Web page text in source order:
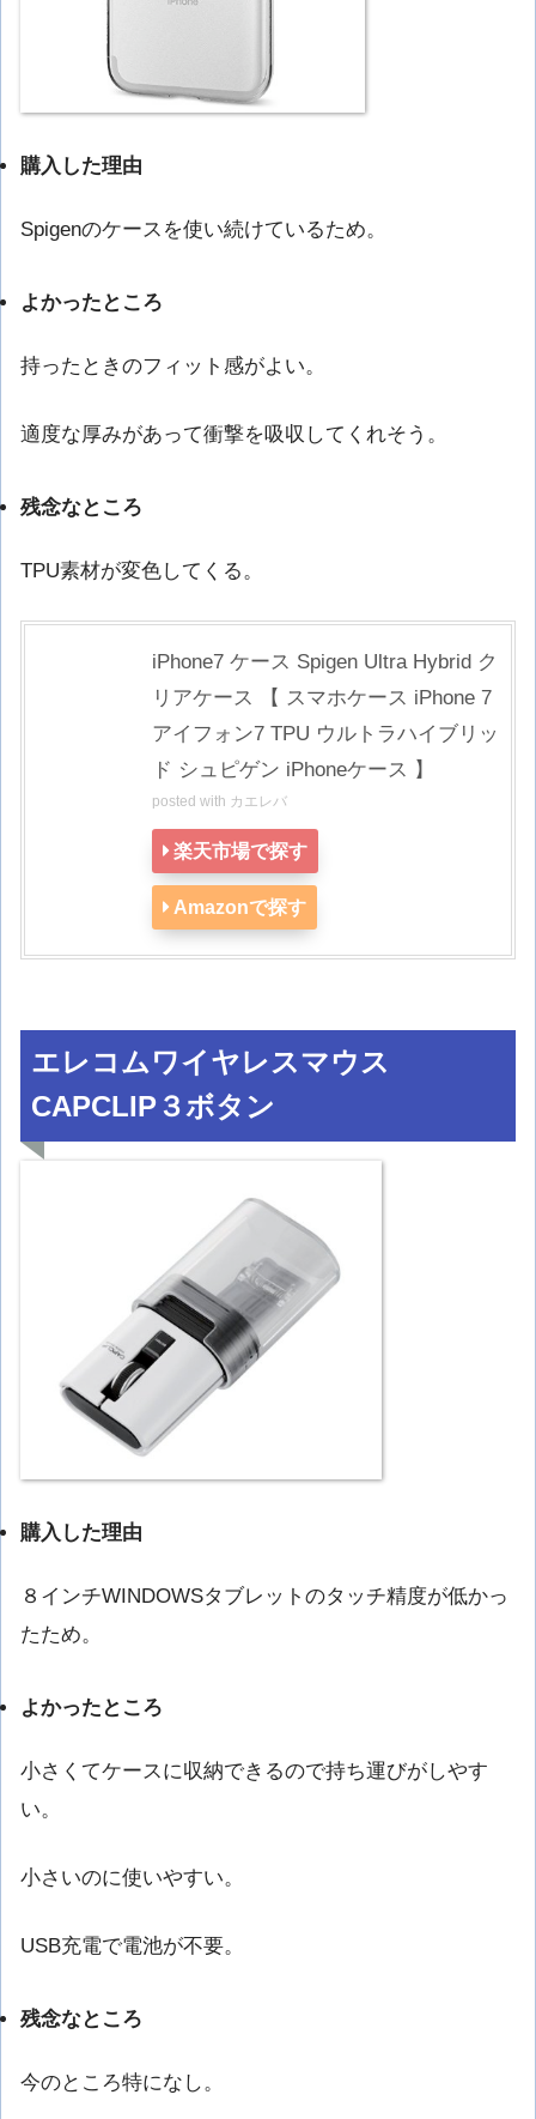
購入した理由
Spigenのケースを使い続けているため。
よかったところ
持ったときのフィット感がよい。
適度な厚みがあって衝撃を吸収してくれそう。
残念なところ
TPU素材が変色してくる。
iPhone7 ケース Spigen Ultra Hybrid ク
リアケース 【 スマホケース iPhone 7
アイフォン7 TPU ウルトラハイブリッ
ド シュピゲン iPhoneケース 】
posted with カエレバ
楽天市場で探す
Amazonで探す
エレコムワイヤレスマウス
CAPCLIP３ボタン
購入した理由
８インチWINDOWSタブレットのタッチ精度が低かっ
たため。
よかったところ
小さくてケースに収納できるので持ち運びがしやす
い。
小さいのに使いやすい。
USB充電で電池が不要。
残念なところ
今のところ特になし。